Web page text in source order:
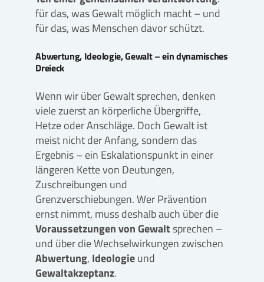
für das, was Gewalt möglich macht – und
für das, was Menschen davor schützt.
Abwertung, Ideologie, Gewalt – ein dynamisches
Dreieck
Wenn wir über Gewalt sprechen, denken
viele zuerst an körperliche Übergriffe,
Hetze oder Anschläge. Doch Gewalt ist
meist nicht der Anfang, sondern das
Ergebnis – ein Eskalationspunkt in einer
längeren Kette von Deutungen,
Zuschreibungen und
Grenzverschiebungen. Wer Prävention
ernst nimmt, muss deshalb auch über die
Voraussetzungen von Gewaltsprechen –
und über die Wechselwirkungen zwischen
Abwertung, Ideologieund
Gewaltakzeptanz.